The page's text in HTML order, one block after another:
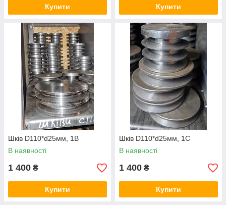
Купити Купити
Шків D110*d25мм, 1В
В наявності
1 400 ₴
Купити
Шків D110*d25мм, 1С
В наявності
1 400 ₴
Купити